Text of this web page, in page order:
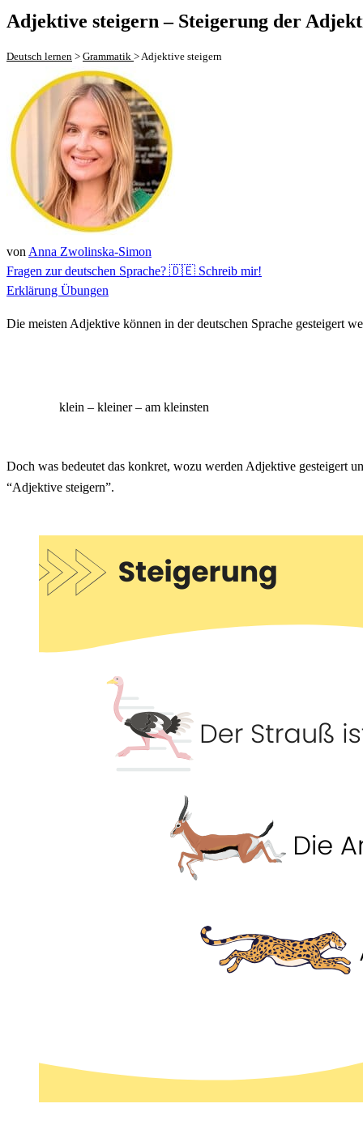
Adjektive steigern – Steigerung der
Deutsch lernen > Grammatik > Adjektive steigern
von Anna Zwolinska-Simon
Fragen zur deutschen Sprache? 🇩🇪 Schreib mir!
Erklärung Übungen
Die meisten Adjektive können in der deutschen Sprache gesteigert
klein – kleiner – am kleinsten
Doch was bedeutet das konkret, wozu werden Adjektive gesteigert
“Adjektive steigern”.